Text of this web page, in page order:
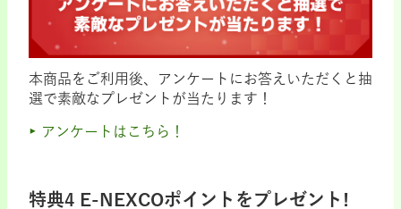
本商品をご利用後、アンケートにお答えいただくと抽
選で素敵なプレゼントが当たります！
アンケートはこちら！
特典4 E-NEXCOポイントをプレゼント!